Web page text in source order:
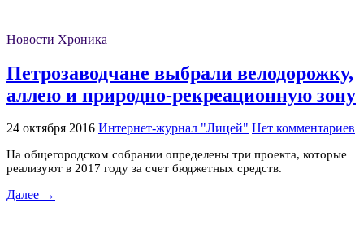
Новости Хроника
Петрозаводчане выбрали велодорожку,
аллею и природно-рекреационную зону
24 октября 2016 Интернет-журнал "Лицей" Нет комментариев
На общегородском собрании определены три проекта, которые
реализуют в 2017 году за счет бюджетных средств.
Далее →